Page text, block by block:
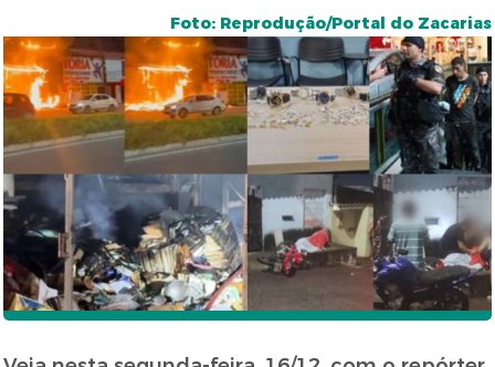
Foto: Reprodução/Portal do Zacarias